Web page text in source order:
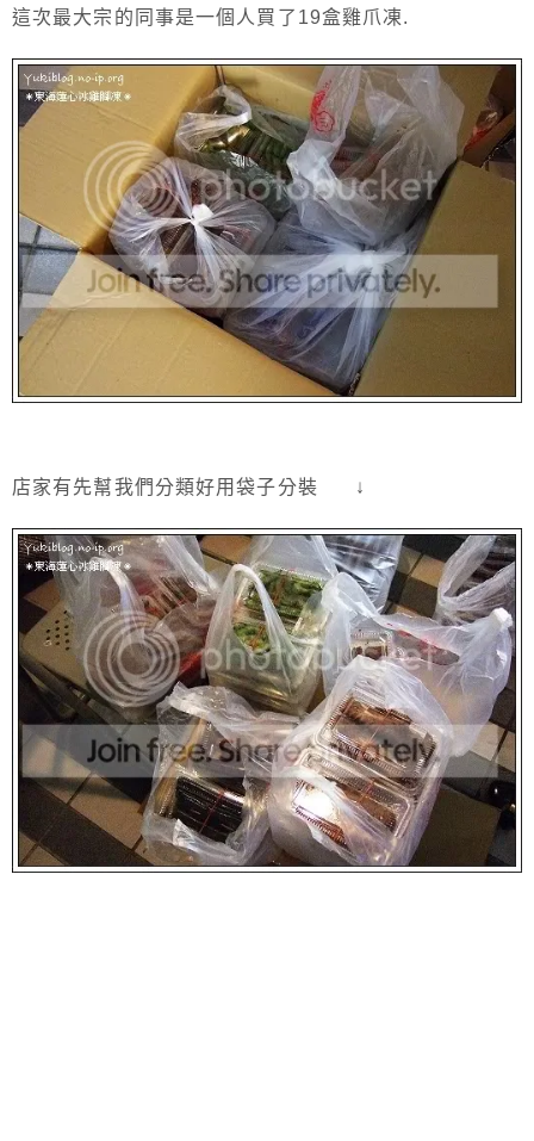
這次最大宗的同事是一個人買了19盒雞爪凍.
店家有先幫我們分類好用袋子分裝 ↓